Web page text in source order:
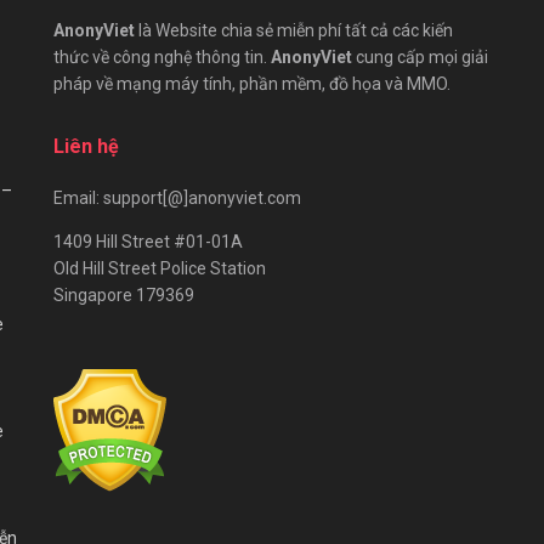
AnonyViet là Website chia sẻ miễn phí tất cả các kiến
thức về công nghệ thông tin. AnonyViet cung cấp mọi giải
pháp về mạng máy tính, phần mềm, đồ họa và MMO.
Liên hệ
Email: support[@]anonyviet.com
1409 Hill Street #01-01A
Old Hill Street Police Station
Singapore 179369